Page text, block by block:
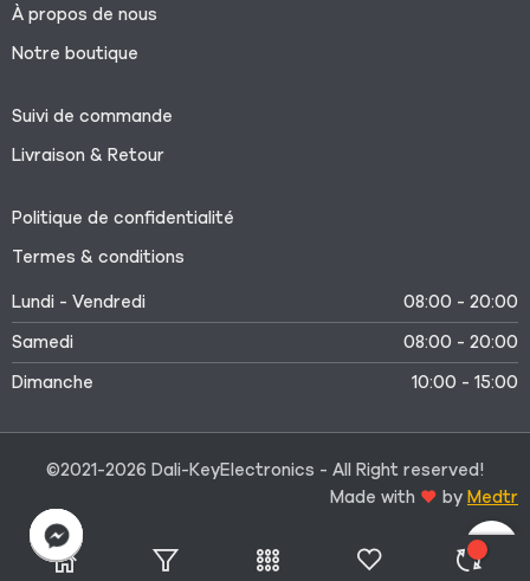
À propos de nous
Notre boutique
Suivi de commande
Livraison & Retour
Politique de confidentialité
Termes & conditions
Lundi - Vendredi
08:00 - 20:00
Samedi
08:00 - 20:00
Dimanche
10:00 - 15:00
©2021-2026 Dali-KeyElectronics - All Right reserved!
Made with
by Medtr